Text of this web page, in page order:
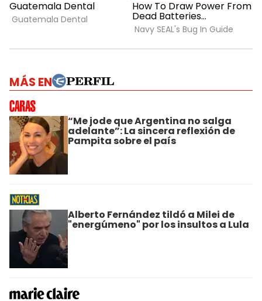
MÁS EN
“Me jode que Argentina no salga
adelante”: La sincera reflexión de
Pampita sobre el país
Alberto Fernández tildó a Milei de
"energúmeno" por los insultos a Lula